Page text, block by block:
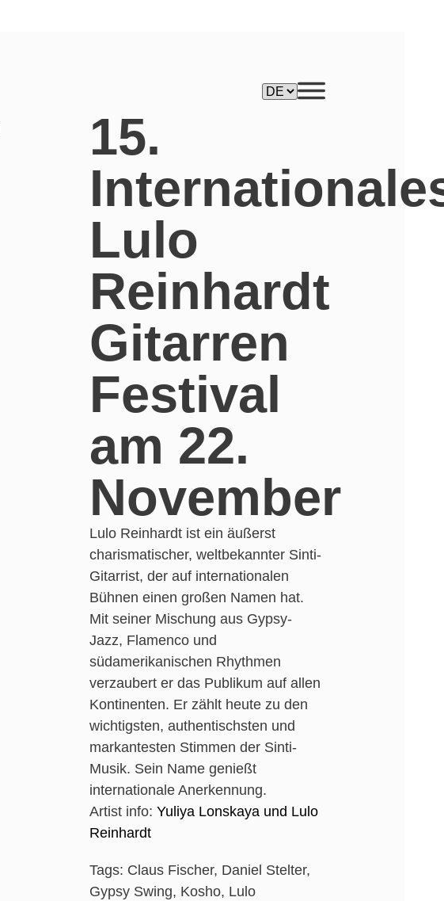
15.
Lulo
Reinhardt
Gitarren
Festival
am 22.
November
Lulo Reinhardt ist ein äußerst
charismatischer, weltbekannter Sinti-
Gitarrist, der auf internationalen
Bühnen einen großen Namen hat.
Mit seiner Mischung aus Gypsy-
Jazz, Flamenco und
südamerikanischen Rhythmen
verzaubert er das Publikum auf allen
Kontinenten. Er zählt heute zu den
wichtigsten, authentischsten und
markantesten Stimmen der Sinti-
Musik. Sein Name genießt
internationale Anerkennung.
Artist info:Yuliya Lonskaya und Lulo
Reinhardt
Tags: Claus Fischer, Daniel Stelter,
Gypsy Swing, Kosho, Lulo